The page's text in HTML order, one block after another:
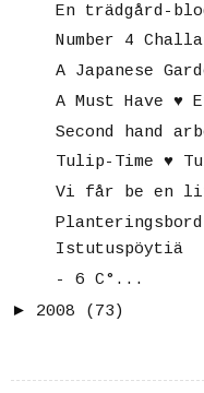
En trädgård-
Number 4
A Japanese
A Must Have ♥
Second hand
Tulip-Time ♥
Vi får be en
Istutuspöytiä
- 6 C°...
► 2008 (73)